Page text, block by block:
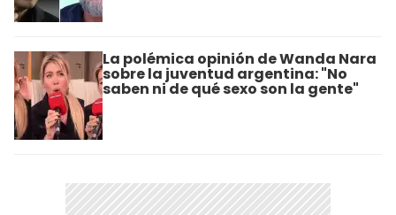
La polémica opinión de Wanda Nara
sobre la juventud argentina: "No
saben ni de qué sexo son la gente"